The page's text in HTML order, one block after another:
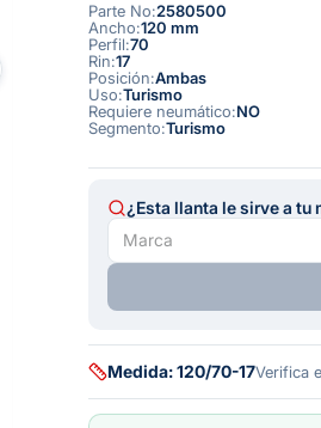
Parte No:2580500
Ancho:120 mm
Perfil:70
Rin:17
Posición:Ambas
Uso:Turismo
Requiere neumático:NO
Segmento:Turismo
¿Esta llanta le sirve a tu
Medida: 120/70-17Verifica